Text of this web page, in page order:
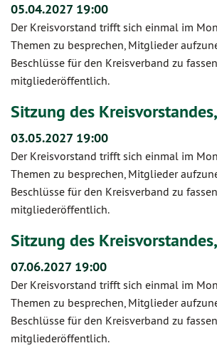
05.04.2027 19:00
Der Kreisvorstand trifft sich einmal im
Themen zu besprechen, Mitglieder
Beschlüsse für den Kreisverband zu
mitgliederöffentlich.
Sitzung des
03.05.2027 19:00
Der Kreisvorstand trifft sich einmal im
Themen zu besprechen, Mitglieder
Beschlüsse für den Kreisverband zu
mitgliederöffentlich.
Sitzung des
07.06.2027 19:00
Der Kreisvorstand trifft sich einmal im
Themen zu besprechen, Mitglieder
Beschlüsse für den Kreisverband zu
mitgliederöffentlich.